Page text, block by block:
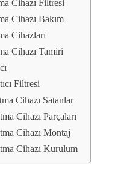
Cihazı Filtresi
Cihazı Bakım
Cihazları
Cihazı Tamiri
Filtresi
Cihazı Satanlar
Cihazı Parçaları
Cihazı Montaj
Cihazı Kurulum